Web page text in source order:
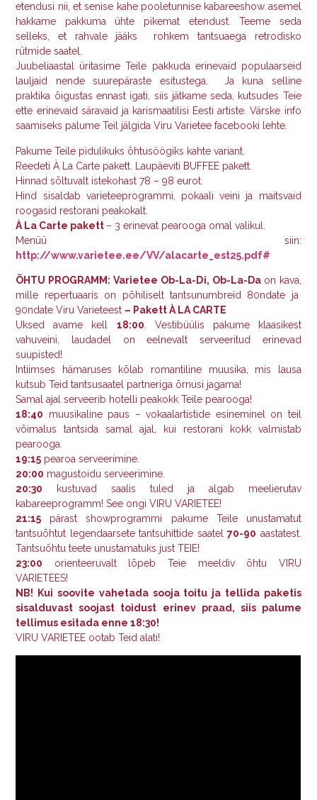
etendusi nii, et senise kahe pooletunnise kabareeshow asemel
hakkame pakkuma ühte pikemat etendust. Teeme seda
selleks, et rahvale jääks rohkem tantsuaega retrodisko
rütmide saatel.
Juubeliaastal üritasime Teile pakkuda erinevaid populaarseid
lauljaid nende suurepäraste esitustega. Ja kuna selline
praktika õigustas ennast igati, siis jätkame seda, kutsudes Teie
ette erinevaid säravaid ja karismaatilisi Eesti artiste. Värske info
saamiseks palume Teil jälgida Viru Varietee facebooki lehte.
Pakume Teile pidulikuks õhtusöögiks kahte variant.
Reedeti À La Carte pakett. Laupäeviti BUFFEE pakett.
Hinnad sõltuvalt istekohast 78 – 98 eurot.
Hind sisaldab varieteeprogrammi, pokaali veini ja maitsvaid
roogasid restorani peakokalt.
À La Carte pakett – 3 erinevat pearooga omal valikul.
Menüü siin:
http://www.varietee.ee/VV/alacarte_est25.pdf#
ÕHTU PROGRAMM: Varietee Ob-La-Di, Ob-La-Da on kava,
mille repertuaaris on põhiliselt tantsunumbreid 80ndate ja
90ndate Viru Varieteest – Pakett À LA CARTE
Uksed avame kell 18:00 . Vestibüülis pakume klaasikest
vahuveini, laudadel on eelnevalt serveeritud erinevad
suupisted!
Intiimses hämaruses kõlab romantiline muusika, mis lausa
kutsub Teid tantsusaatel partneriga õrnusi jagama!
Samal ajal serveerib hotelli peakokk Teile pearooga!
18:40 muusikaline paus – vokaalartistide esineminel on teil
võimalus tantsida samal ajal, kui restorani kokk valmistab
pearooga.
19:15 pearoa serveerimine.
20:00 magustoidu serveerimine.
20:30 kustuvad saalis tuled ja algab meelierutav
kabareeprogramm! See ongi VIRU VARIETEE!
21:15 pärast showprogrammi pakume Teile unustamatut
tantsuõhtut legendaarsete tantsuhittide saatel70-90 aastatest.
Tantsuõhtu teete unustamatuks just TEIE!
23:00 orienteeruvalt lõpeb Teie meeldiv õhtu VIRU
VARIETEES!
NB! Kui soovite vahetada sooja toitu ja tellida paketis
sisalduvast soojast toidust erinev praad, siis palume
tellimus esitada enne 18:30!
VIRU VARIETEE ootab Teid alati!